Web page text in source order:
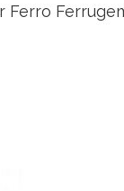
Ferro